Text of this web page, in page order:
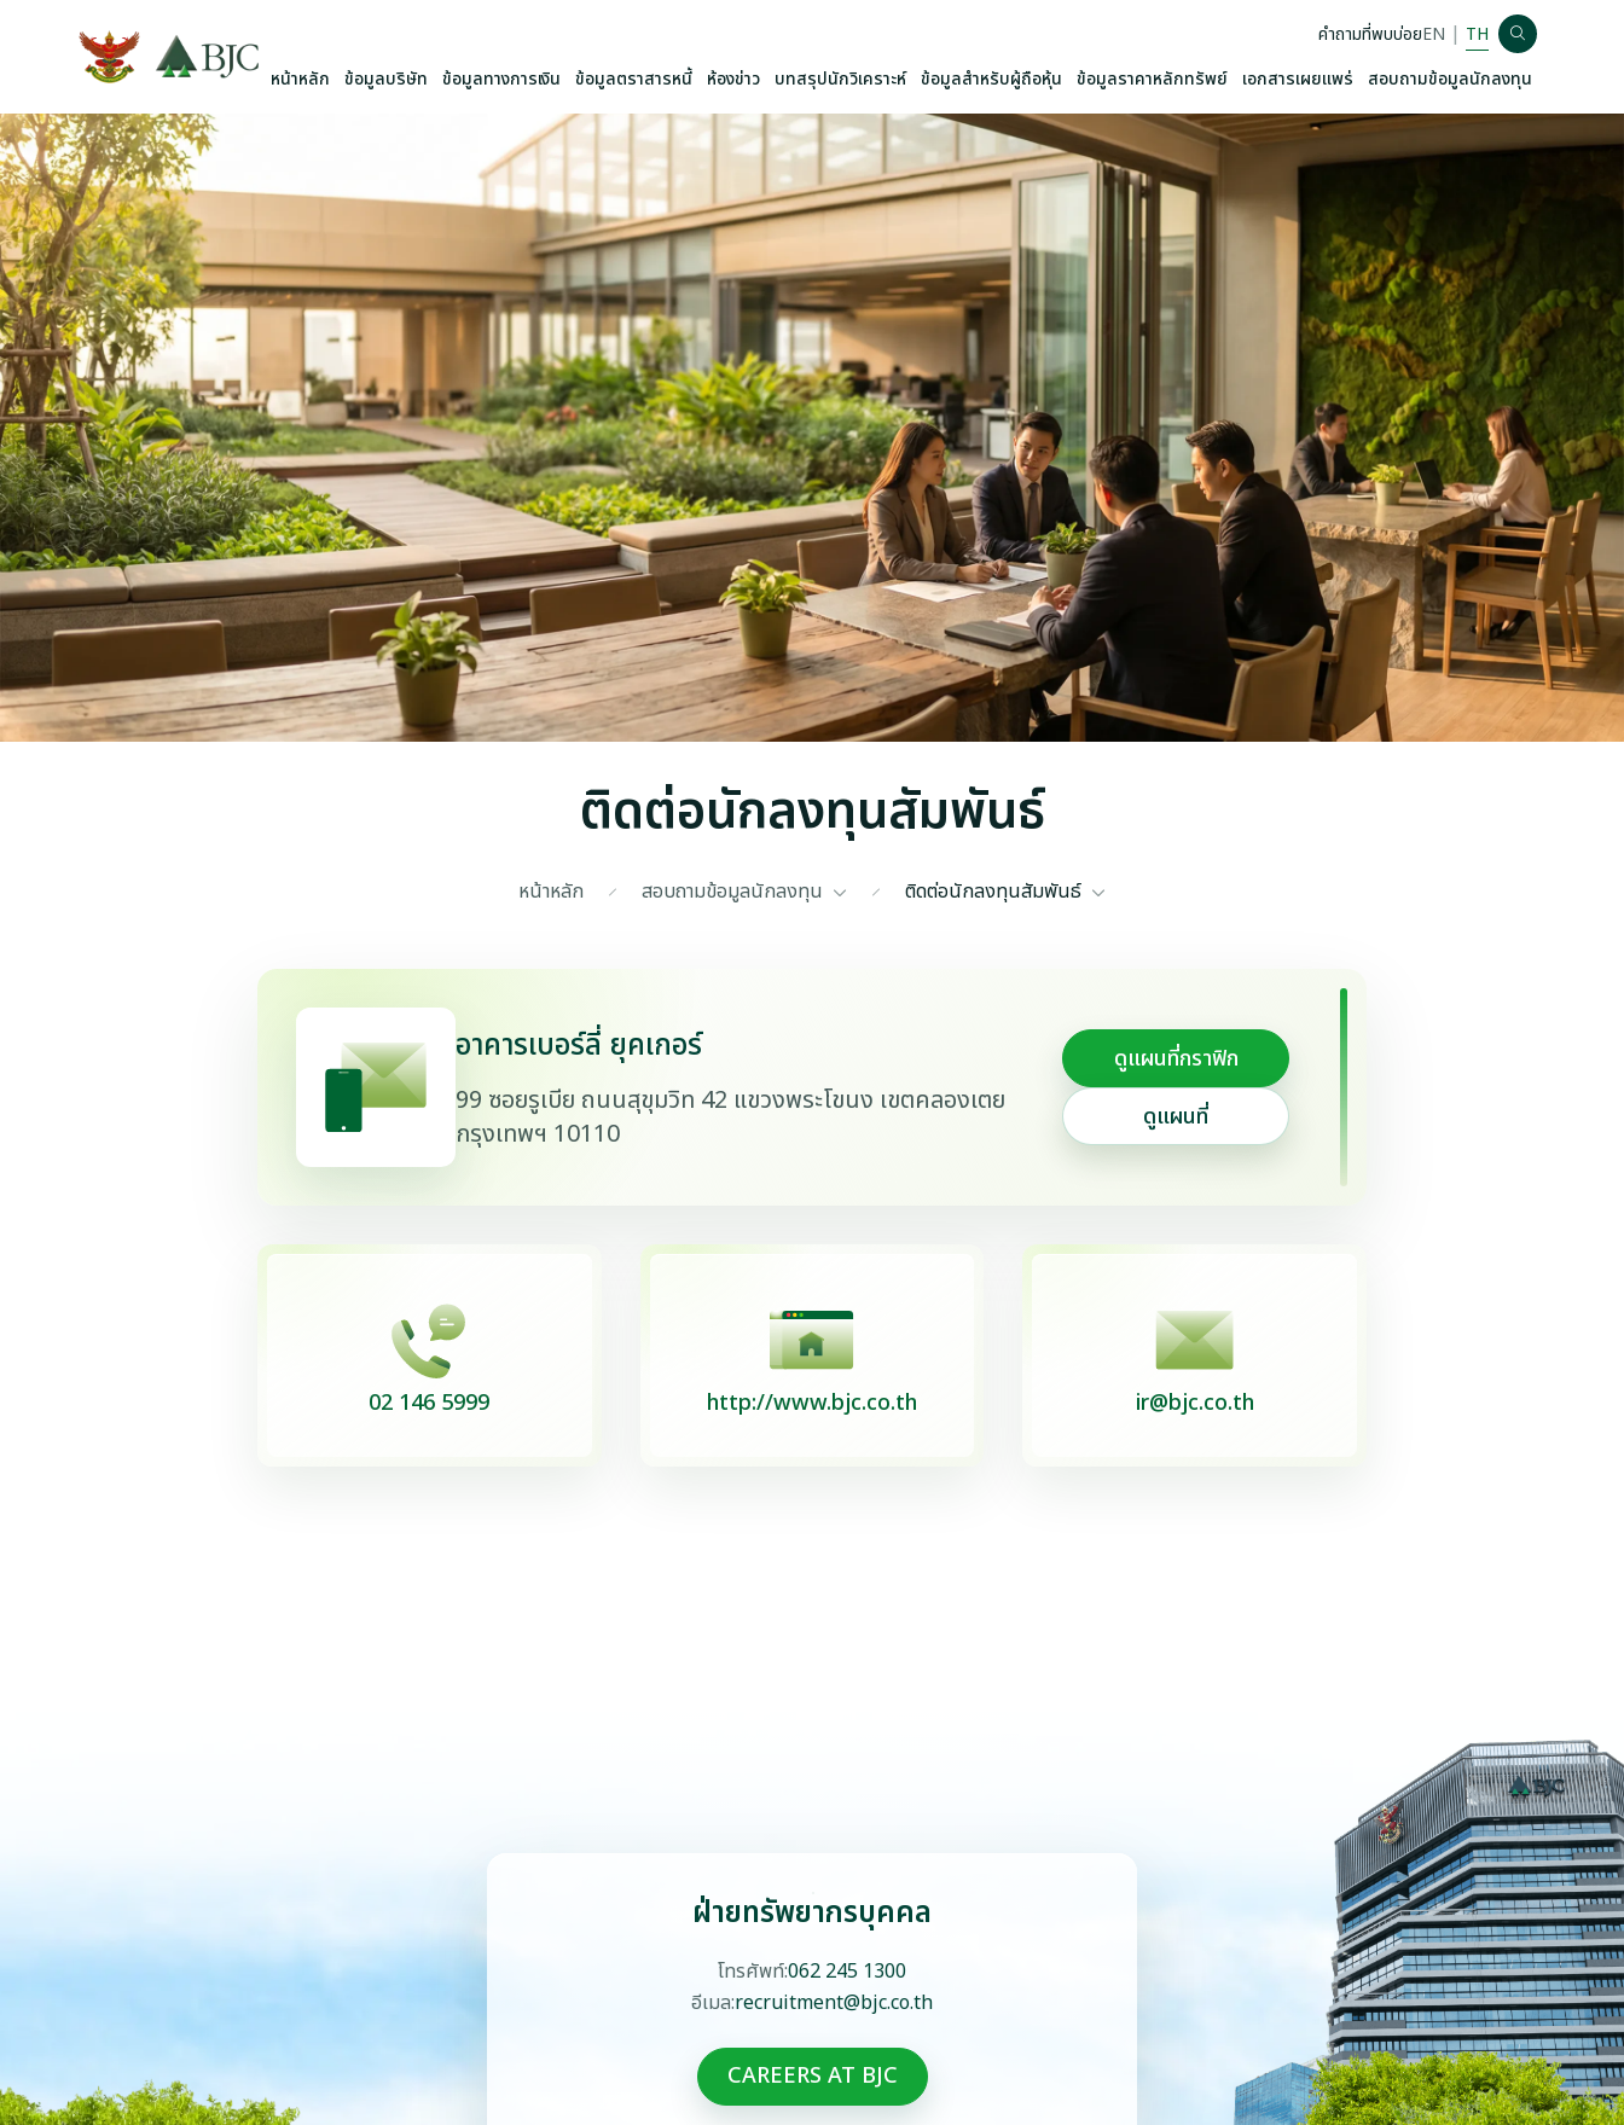
คำถามที่พบบ่อยEN | TH
หน้าหลัก
ข้อมูลบริษัท ข้อมูลทางการเงิน ข้อมูลตราสารหนี้ ห้องข่าว บทสรุปนักวิเคราะห์ ข้อมูลสำหรับผู้ถือหุ้น ข้อมูลราคาหลักทรัพย์ เอกสารเผยแพร่ สอบถามข้อมูลนักลงทุน
ติดต่อนักลงทุนสัมพันธ์
หน้าหลัก สอบถามข้อมูลนักลงทุน ติดต่อนักลงทุนสัมพันธ์
อาคารเบอร์ลี่ ยุคเกอร์
99 ซอยรูเบีย ถนนสุขุมวิท 42 แขวงพระโขนง เขตคลองเตย
กรุงเทพฯ 10110
ดูแผนที่กราฟิก
ดูแผนที่
02 146 5999 http://www.bjc.co.th ir@bjc.co.th
ฝ่ายทรัพยากรบุคคล
โทรศัพท์:062 245 1300
อีเมล:recruitment@bjc.co.th
CAREERS AT BJC